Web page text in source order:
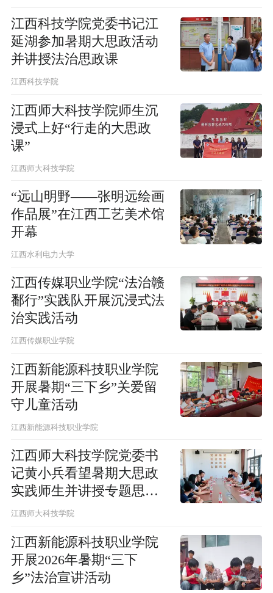
江西科技学院党委书记江
延湖参加暑期大思政活动
并讲授法治思政课
江西科技学院
江西师大科技学院师生沉
浸式上好“行走的大思政
课”
江西师大科技学院
“远山明野——张明远绘画
作品展”在江西工艺美术馆
开幕
江西水利电力大学
江西传媒职业学院“法治赣
鄱行”实践队开展沉浸式法
治实践活动
江西传媒职业学院
江西新能源科技职业学院
开展暑期“三下乡”关爱留
守儿童活动
江西新能源科技职业学院
江西师大科技学院党委书
记黄小兵看望暑期大思政
实践师生并讲授专题思政
课
江西师大科技学院
江西新能源科技职业学院
开展2026年暑期“三下
乡”法治宣讲活动